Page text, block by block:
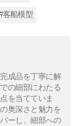
客船模型
成品を丁寧に解
の細部にわたる
を当てていま
奥深さと魅力を
ーし、細部への